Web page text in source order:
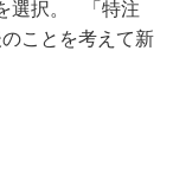
選択。 「特注
ことを考えて新